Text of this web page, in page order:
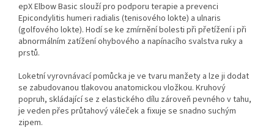
epXElbow Basic slouží pro podporu terapie a prevenci
Epicondylitis humeri radialis (tenisového lokte) a ulnaris
(golfového lokte). Hodí se ke zmírnění bolesti při přetížení i při
abnormálním zatížení ohybového a napínacího svalstva ruky a
prstů.
Loketní vyrovnávací pomůcka je ve tvaru manžety a lze ji dodat
se zabudovanou tlakovou anatomickou vložkou. Kruhový
popruh, skládající se z elastického dílu zároveň pevného v tahu,
je veden přes průtahový váleček a fixuje se snadno suchým
zipem.